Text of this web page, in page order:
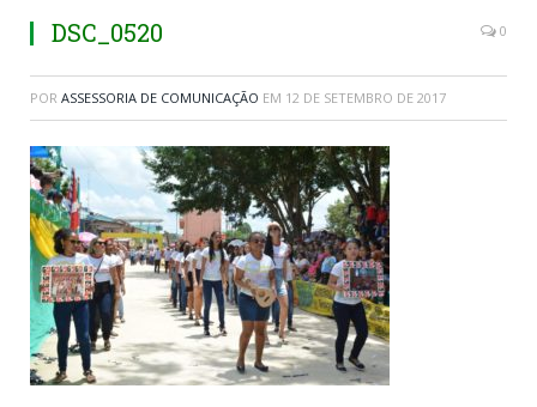
DSC_0520 0
POR ASSESSORIA DE COMUNICAÇÃO EM 12 DE SETEMBRO DE 2017